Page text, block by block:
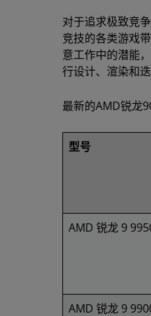
对于追求极致竞
竞技的各类游戏
意工作中的潜能
行设计、渲染和
最新的AMD锐龙
型号
AMD 锐龙 9
AMD 锐龙 9